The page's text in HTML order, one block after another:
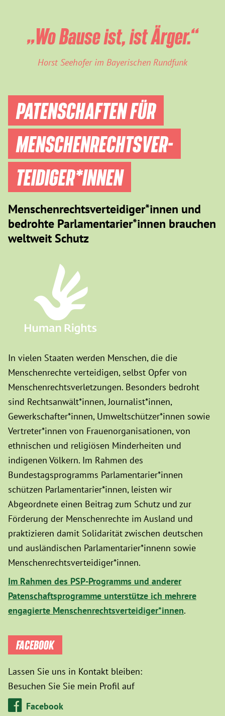
„Wo Bause ist, ist Ärger.“
Horst Seehofer im Bayerischen Rundfunk
PATENSCHAFTEN FÜR
MENSCHEN­RECHTS­VER­
TEIDIGER­*INNEN
Menschenrechtsverteidiger*innen und
bedrohte Parlamentarier*innen brauchen
weltweit Schutz
In vielen Staaten werden Menschen, die die
Menschenrechte verteidigen, selbst Opfer von
Menschenrechtsverletzungen. Besonders bedroht
sind Rechtsanwält*innen, Journalist*innen,
Gewerkschafter*innen, Umweltschützer*innen sowie
Vertreter*innen von Frauenorganisationen, von
ethnischen und religiösen Minderheiten und
indigenen Völkern. Im Rahmen des
Bundestagsprogramms Parlamentarier*innen
schützen Parlamentarier*innen, leisten wir
Abgeordnete einen Beitrag zum Schutz und zur
Förderung der Menschenrechte im Ausland und
praktizieren damit Solidarität zwischen deutschen
und ausländischen Parlamentarier*innenn sowie
Menschenrechtsverteidiger*innen.
Im Rahmen des PSP-Programms und anderer
Patenschaftsprogramme unterstütze ich mehrere
engagierte Menschenrechtsverteidiger*innen.
FACEBOOK
Lassen Sie uns in Kontakt bleiben:
Besuchen Sie Sie mein Profil auf
Facebook